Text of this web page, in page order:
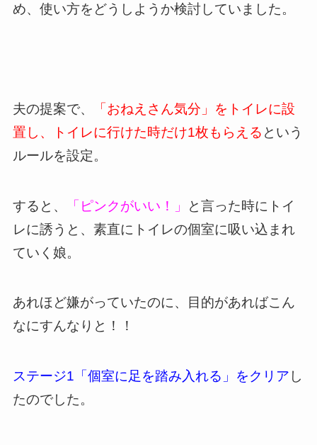
め、使い方をどうしようか検討していました。
夫の提案で、
「おねえさん気分」をトイレに設
置し、トイレに行けた時だけ1枚もらえる という
ルールを設定。
すると、 「ピンクがいい！」
と言った時にトイ
レに誘うと、素直にトイレの個室に吸い込まれ
ていく娘。
あれほど嫌がっていたのに、目的があればこん
なにすんなりと！！
ステージ1「個室に足を踏み入れる」をクリア し
たのでした。